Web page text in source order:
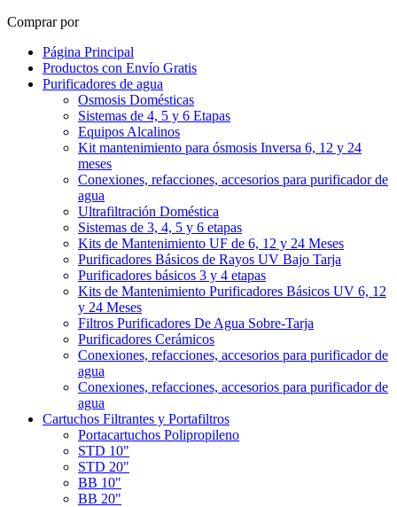
Comprar por
Página Principal
Productos con Envío Gratis
Purificadores de agua
Osmosis Domésticas
Sistemas de 4, 5 y 6 Etapas
Equipos Alcalinos
Kit mantenimiento para ósmosis Inversa 6, 12 y 24
meses
Conexiones, refacciones, accesorios para purificador de
agua
Ultrafiltración Doméstica
Sistemas de 3, 4, 5 y 6 etapas
Kits de Mantenimiento UF de 6, 12 y 24 Meses
Purificadores Básicos de Rayos UV Bajo Tarja
Purificadores básicos 3 y 4 etapas
Kits de Mantenimiento Purificadores Básicos UV 6, 12
y 24 Meses
Filtros Purificadores De Agua Sobre-Tarja
Purificadores Cerámicos
Conexiones, refacciones, accesorios para purificador de
agua
Conexiones, refacciones, accesorios para purificador de
agua
Cartuchos Filtrantes y Portafiltros
Portacartuchos Polipropileno
STD 10"
STD 20"
BB 10"
BB 20"